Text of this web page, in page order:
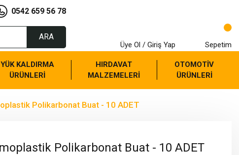
0542 659 56 78
ARA
Üye Ol / Giriş Yap Sepetim
YÜK KALDIRMA
ÜRÜNLERİ
HIRDAVAT
MALZEMELERİ
OTOMOTİV
ÜRÜNLERİ
Polikarbonat Buat - 10 ADET
Polikarbonat Buat - 10 ADET